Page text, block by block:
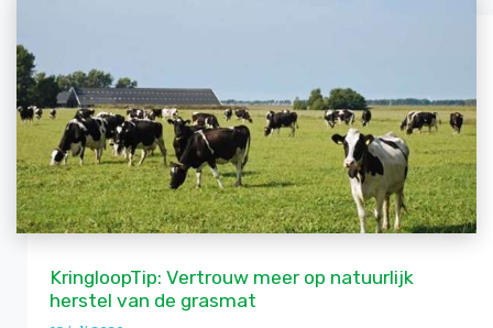
KringloopTip: Vertrouw meer op natuurlijk
herstel van de grasmat